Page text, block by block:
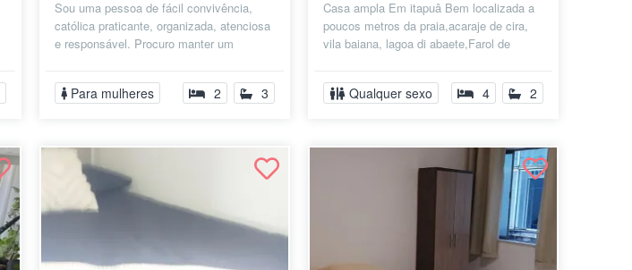
Sou uma pessoa de fácil convivência,
católica praticante, organizada, atenciosa
e responsável. Procuro manter um
Para mulheres 2 3
Casa ampla Em itapuâ Bem localizada a
poucos metros da praia,acaraje de cira,
vila baiana, lagoa di abaete,Farol de
Qualquer sexo 4 2